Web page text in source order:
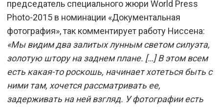
председатель специального жюри World Press
Photo-2015 в номинации «Документальная
фотография», так комментирует работу Ниссена:
«Мы видим два залитых лунным светом силуэта,
золотую штору на заднем плане. […] В этом всем
есть какая-то роскошь, начинает хотеться быть с
ними там, хочется рассматривать ее,
задерживать на ней взгляд. У фотографии есть